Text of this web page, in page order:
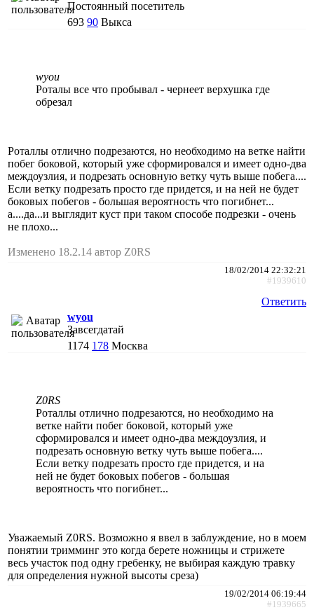
Постоянный посетитель
693 90 Выкса
wyou
Роталы все что пробывал - чернеет верхушка где
обрезал
Роталлы отлично подрезаются, но необходимо на ветке найти
побег боковой, который уже сформировался и имеет одно-два
междоузлия, и подрезать основную ветку чуть выше побега....
Если ветку подрезать просто где придется, и на ней не будет
боковых побегов - большая вероятность что погибнет...
а....да...и выглядит куст при таком способе подрезки - очень
не плохо...
Изменено 18.2.14 автор Z0RS
18/02/2014 22:32:21
#1939610
Ответить
wyou
Завсегдатай
1174 178 Москва
Z0RS
Роталлы отлично подрезаются, но необходимо на
ветке найти побег боковой, который уже
сформировался и имеет одно-два междоузлия, и
подрезать основную ветку чуть выше побега....
Если ветку подрезать просто где придется, и на
ней не будет боковых побегов - большая
вероятность что погибнет...
Уважаемый Z0RS. Возможно я ввел в заблуждение, но в моем
понятии тримминг это когда берете ножницы и стрижете
весь участок под одну гребенку, не выбирая каждую травку
для определения нужной высоты среза)
19/02/2014 06:19:44
#1939665